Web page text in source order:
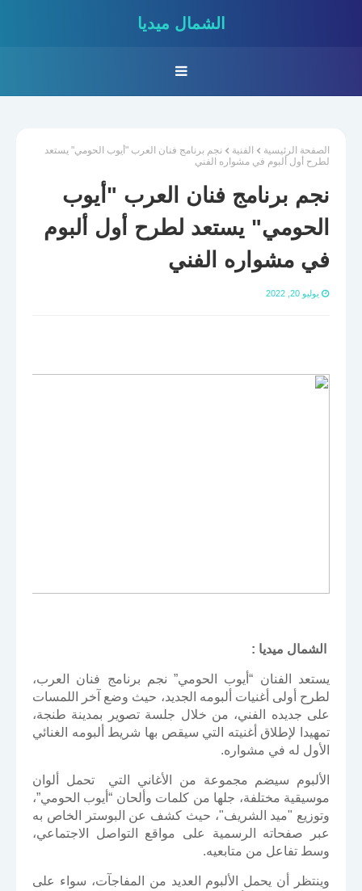
الشمال ميديا
الصفحة الرئيسية الفنية
نجم برنامج فنان العرب "أيوب الحومي" يستعد
لطرح أول ألبوم في مشواره الفني
نجم برنامج فنان العرب "أيوب
الحومي" يستعد لطرح أول ألبوم
في مشواره الفني
يوليو 20, 2022
الشمال ميديا :
يستعد الفنان “أيوب الحومي” نجم برنامج فنان العرب،
لطرح أولى أغنيات ألبومه الجديد، حيث وضع آخر اللمسات
على جديده الفني، من خلال جلسة تصوير بمدينة طنجة،
تمهيدا لإطلاق أغنيته التي سيقص بها شريط ألبومه الغنائي
الأول له في مشواره.
الألبوم سيضم مجموعة من الأغاني التي تحمل ألوان
موسيقية مختلفة، جلها من كلمات وألحان “أيوب الحومي”،
وتوزيع "ميد الشريف"، حيث كشف عن البوستر الخاص به
عبر صفحاته الرسمية على مواقع التواصل الاجتماعي،
وسط تفاعل من متابعيه.
وينتظر أن يحمل الألبوم العديد من المفاجآت، سواء على